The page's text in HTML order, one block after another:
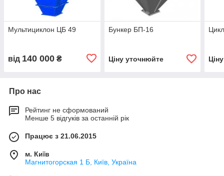
Мультициклон ЦБ 49
від 140 000 ₴
Бункер БП-16
Ціну уточнюйте
Про нас
Рейтинг не сформований
Менше 5 відгуків за останній рік
Працює з 21.06.2015
м. Київ
Магнитогорская 1 Б, Київ, Україна